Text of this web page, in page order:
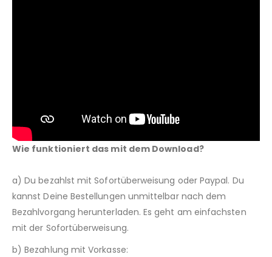
Wie funktioniert das mit dem Download?
a) Du bezahlst mit Sofortüberweisung oder Paypal. Du
kannst Deine Bestellungen unmittelbar nach dem
Bezahlvorgang herunterladen. Es geht am einfachsten
mit der Sofortüberweisung.
b) Bezahlung mit Vorkasse: